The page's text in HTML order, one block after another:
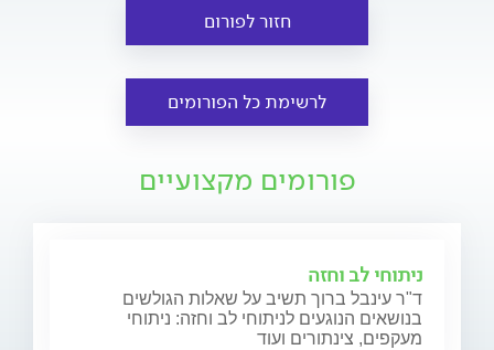
חזור לפורום
לרשימת כל הפורומים
פורומים מקצועיים
ניתוחי לב וחזה
ד"ר עינבל ברוך תשיב על שאלות הגולשים
בנושאים הנוגעים לניתוחי לב וחזה: ניתוחי
מעקפים, צינתורים ועוד